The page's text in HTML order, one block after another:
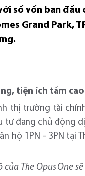
số vốn ban
Grand Park,
tiện ích tầm cao
thị trường tài
tư đang chủ động
hộ 1PN - 3PN tại
của The Opus One